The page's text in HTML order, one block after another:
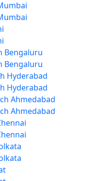
Bengaluru
Bengaluru
Hyderabad
Hyderabad
Ahmedabad
Ahmedabad